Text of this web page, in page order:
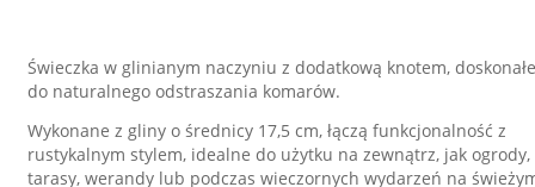
Świeczka w glinianym naczyniu z dodatkową knotem, doskonałe
do naturalnego odstraszania komarów.
Wykonane z gliny o średnicy 17,5 cm, łączą funkcjonalność z
rustykalnym stylem, idealne do użytku na zewnątrz, jak ogrody,
tarasy, werandy lub podczas wieczornych wydarzeń na